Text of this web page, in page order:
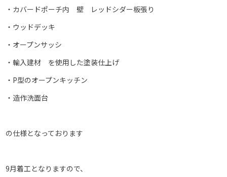
・カバードポーチ内 壁 レッドシダー板張り
・ウッドデッキ
・オープンサッシ
・輸入建材 を使用した塗装仕上げ
・P型のオープンキッチン
・造作洗面台
の仕様となっております
9月着工となりますので、